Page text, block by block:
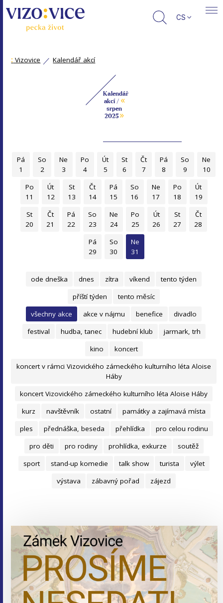
CS
: Vizovice Kalendář akcí
Kalendář
akcí / «
srpen
2025»
Pá
1
So
2
Ne
3
Po
4
Út
5
St
6
Čt
7
Pá
8
So
9
Ne
10
Po
11
Út
12
St
13
Čt
14
Pá
15
So
16
Ne
17
Po
18
Út
19
St
20
Čt
21
Pá
22
So
23
Ne
24
Po
25
Út
26
St
27
Čt
28
Pá
29
So
30
Ne
31
ode dneška dnes zítra víkend
tento týden
příští týden
tento měsíc
všechny akce
akce v nájmu benefice
divadlo
festival
hudba, tanec hudební klub
jarmark, trh
kino
koncert
koncert v rámci Vizovického zámeckého kulturního léta Aloise
Háby
koncert Vizovického zámeckého kulturního léta Aloise Háby
kurz
navštěvník ostatní
památky a zajímavá místa
ples
přednáška, beseda přehlídka
pro celou rodinu
pro děti
pro rodiny prohlídka, exkurze
soutěž
sport
stand-up komedie talk show turista
výlet
výstava
zábavný pořad zájezd